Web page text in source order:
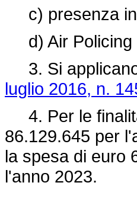
c) presenza in
d) Air Policing
3. Si
luglio 2016, n.
4. Per le
86.129.645 per
la spesa di euro
l'anno 2023.